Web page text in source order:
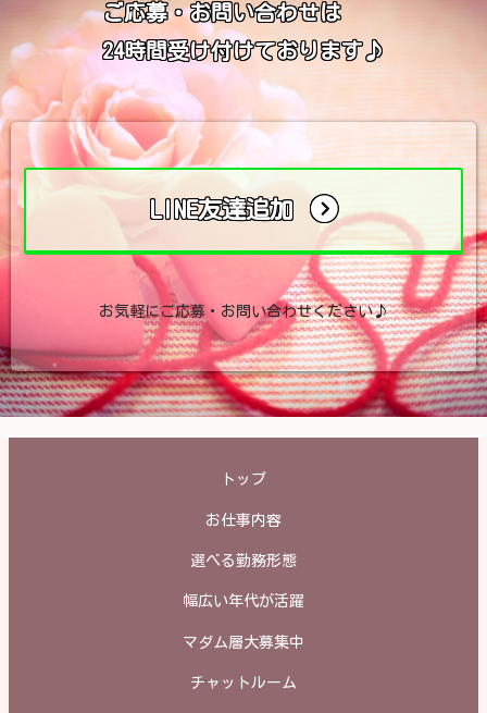
ご応募・お問い合わせは
24時間受け付けております♪
LINE友達追加
お気軽にご応募・お問い合わせください♪
トップ
お仕事内容
選べる勤務形態
幅広い年代が活躍
マダム層大募集中
チャットルーム